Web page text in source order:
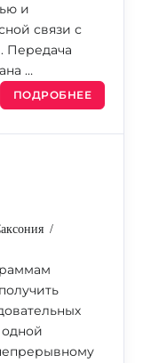
и
связи с
Передача
…
ПОДРОБНЕЕ
/